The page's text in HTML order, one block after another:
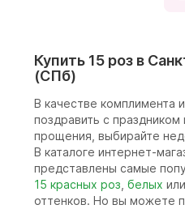
Купить 15 роз в
(СПб)
В качестве комплимента
поздравить с праздником
прощения, выбирайте
В каталоге интернет-
представлены самые
15 красных роз, белых
оттенков. Но вы можете